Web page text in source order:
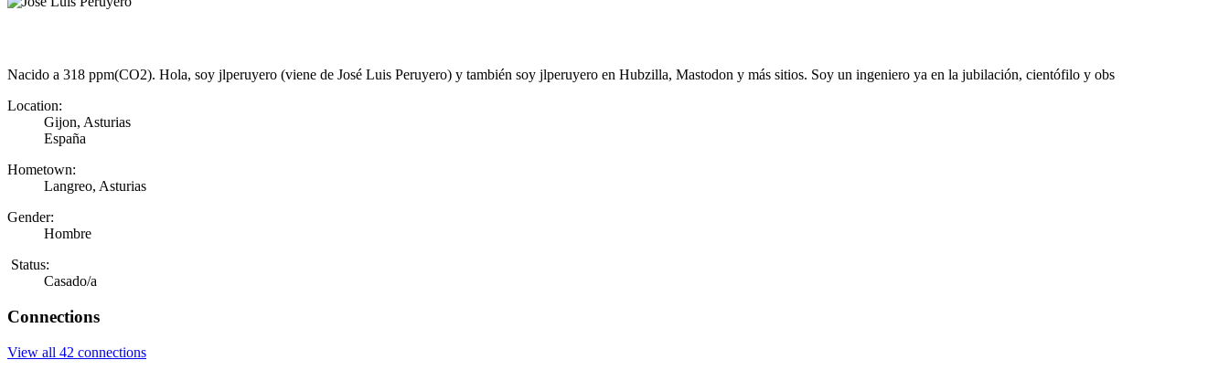
Nacido a 318 ppm(CO2). Hola, soy jlperuyero (viene de José Luis Peruyero) y también soy jlperuyero en Hubzilla, Mastodon y más sitios. Soy un ingeniero ya en la jubilación, cientófilo y obs
Location:
Gijon, Asturias
España
Hometown:
Langreo, Asturias
Gender:
Hombre
Status:
Casado/a
Connections
View all 42 connections